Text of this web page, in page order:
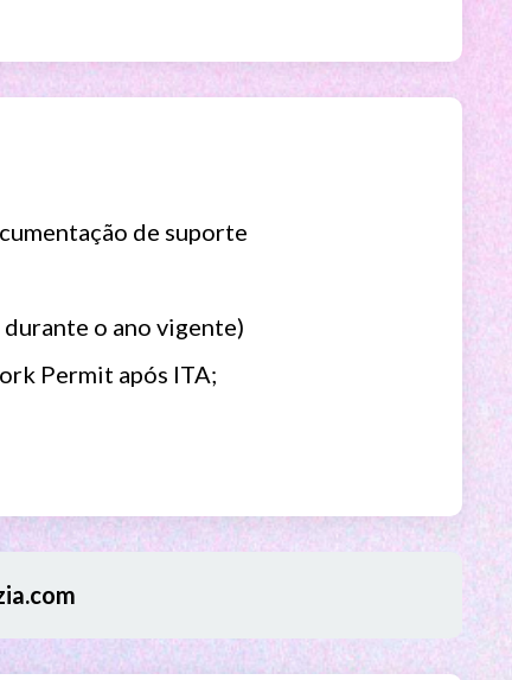
de suporte
o ano vigente)
Permit após ITA;